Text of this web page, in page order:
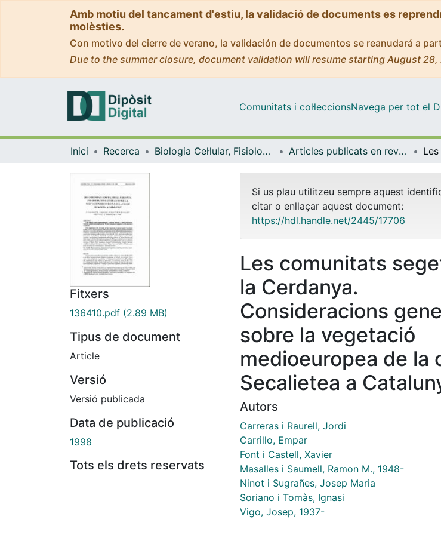
Amb motiu del tancament d'estiu, la validació de documents es
molèsties.
Con motivo del cierre de verano, la validación de documentos se reanudará a
Due to the summer closure, document validation will resume starting August
Comunitats i col·leccionsNavega per tot el
Inici Recerca Biologia Cel·lular, Fisiologia i Immunologia Articles publicats en revistes (Biologia Cel·lular, Fisiologia i Immunologia)
Fitxers
136410.pdf (2.89 MB)
Tipus de document
Article
Versió
Versió publicada
Data de publicació
1998
Tots els drets reservats
Si us plau utilitzeu sempre aquest
citar o enllaçar aquest document:
https://hdl.handle.net/2445/17706
Les comunitats
la Cerdanya.
Consideracions
sobre la vegetació
medioeuropea de la
Secalietea a
Autors
Carreras i Raurell, Jordi
Carrillo, Empar
Font i Castell, Xavier
Masalles i Saumell, Ramon M., 1948-
Ninot i Sugrañes, Josep Maria
Soriano i Tomàs, Ignasi
Vigo, Josep, 1937-